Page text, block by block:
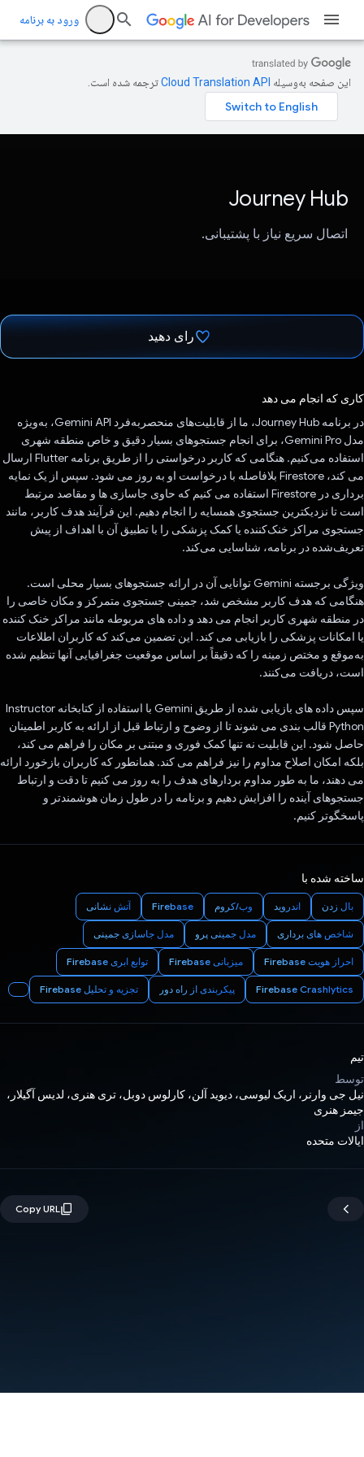
ورود به برنامه
این صفحه به‌وسیله ترجمه شده است.
Journey Hub
اتصال سریع نیاز با پشتیبانی.
رای دهید
کاری که انجام می دهد
در برنامه Journey Hub، ما از قابلیت‌های منحصربه‌فرد Gemini API، به‌ویژه
مدل Gemini Pro، برای انجام جستجوهای بسیار دقیق و خاص منطقه شهری
استفاده می‌کنیم. هنگامی که کاربر درخواستی را از طریق برنامه Flutter ارسال
می کند، Firestore بلافاصله با درخواست او به روز می شود. سپس از یک نمایه
برداری در Firestore استفاده می کنیم که حاوی جاسازی ها و مقاصد مرتبط
است تا نزدیکترین جستجوی همسایه را انجام دهیم. این فرآیند هدف کاربر، مانند
جستجوی مراکز خنک‌کننده یا کمک پزشکی را با تطبیق آن با اهداف از پیش
تعریف‌شده در برنامه، شناسایی می‌کند.
ویژگی برجسته Gemini توانایی آن در ارائه جستجوهای بسیار محلی است.
هنگامی که هدف کاربر مشخص شد، جمینی جستجوی متمرکز و مکان خاصی را
در منطقه شهری کاربر انجام می دهد و داده های مربوطه مانند مراکز خنک کننده
یا امکانات پزشکی را بازیابی می کند. این تضمین می‌کند که کاربران اطلاعات
به‌موقع و مختص زمینه را که دقیقاً بر اساس موقعیت جغرافیایی آنها تنظیم شده
است، دریافت می‌کنند.
سپس داده های بازیابی شده از طریق Gemini با استفاده از کتابخانه Instructor
Python قالب بندی می شوند تا از وضوح و ارتباط قبل از ارائه به کاربر اطمینان
حاصل شود. این قابلیت نه تنها کمک فوری و مبتنی بر مکان را فراهم می کند،
بلکه امکان اصلاح مداوم را نیز فراهم می کند. همانطور که کاربران بازخورد ارائه
می دهند، ما به طور مداوم بردارهای هدف را به روز می کنیم تا دقت و ارتباط
جستجوهای آینده را افزایش دهیم و برنامه را در طول زمان هوشمندتر و
پاسخگوتر کنیم.
ساخته شده با
بال زدن اندروید وب/کروم Firebase آتش نشانی
شاخص های برداری مدل جمینی پرو مدل جاسازی جمینی
احراز هویت Firebase میزبانی Firebase توابع ابری Firebase
Firebase Crashlytics پیکربندی از راه دور تجزیه و تحلیل Firebase
تیم
توسط
نیل جی وارنر، اریک لیوسی، دیوید آلن، کارلوس دوبل، تری هنری، لدیس آگیلار،
جیمز هنری
از
ایالات متحده